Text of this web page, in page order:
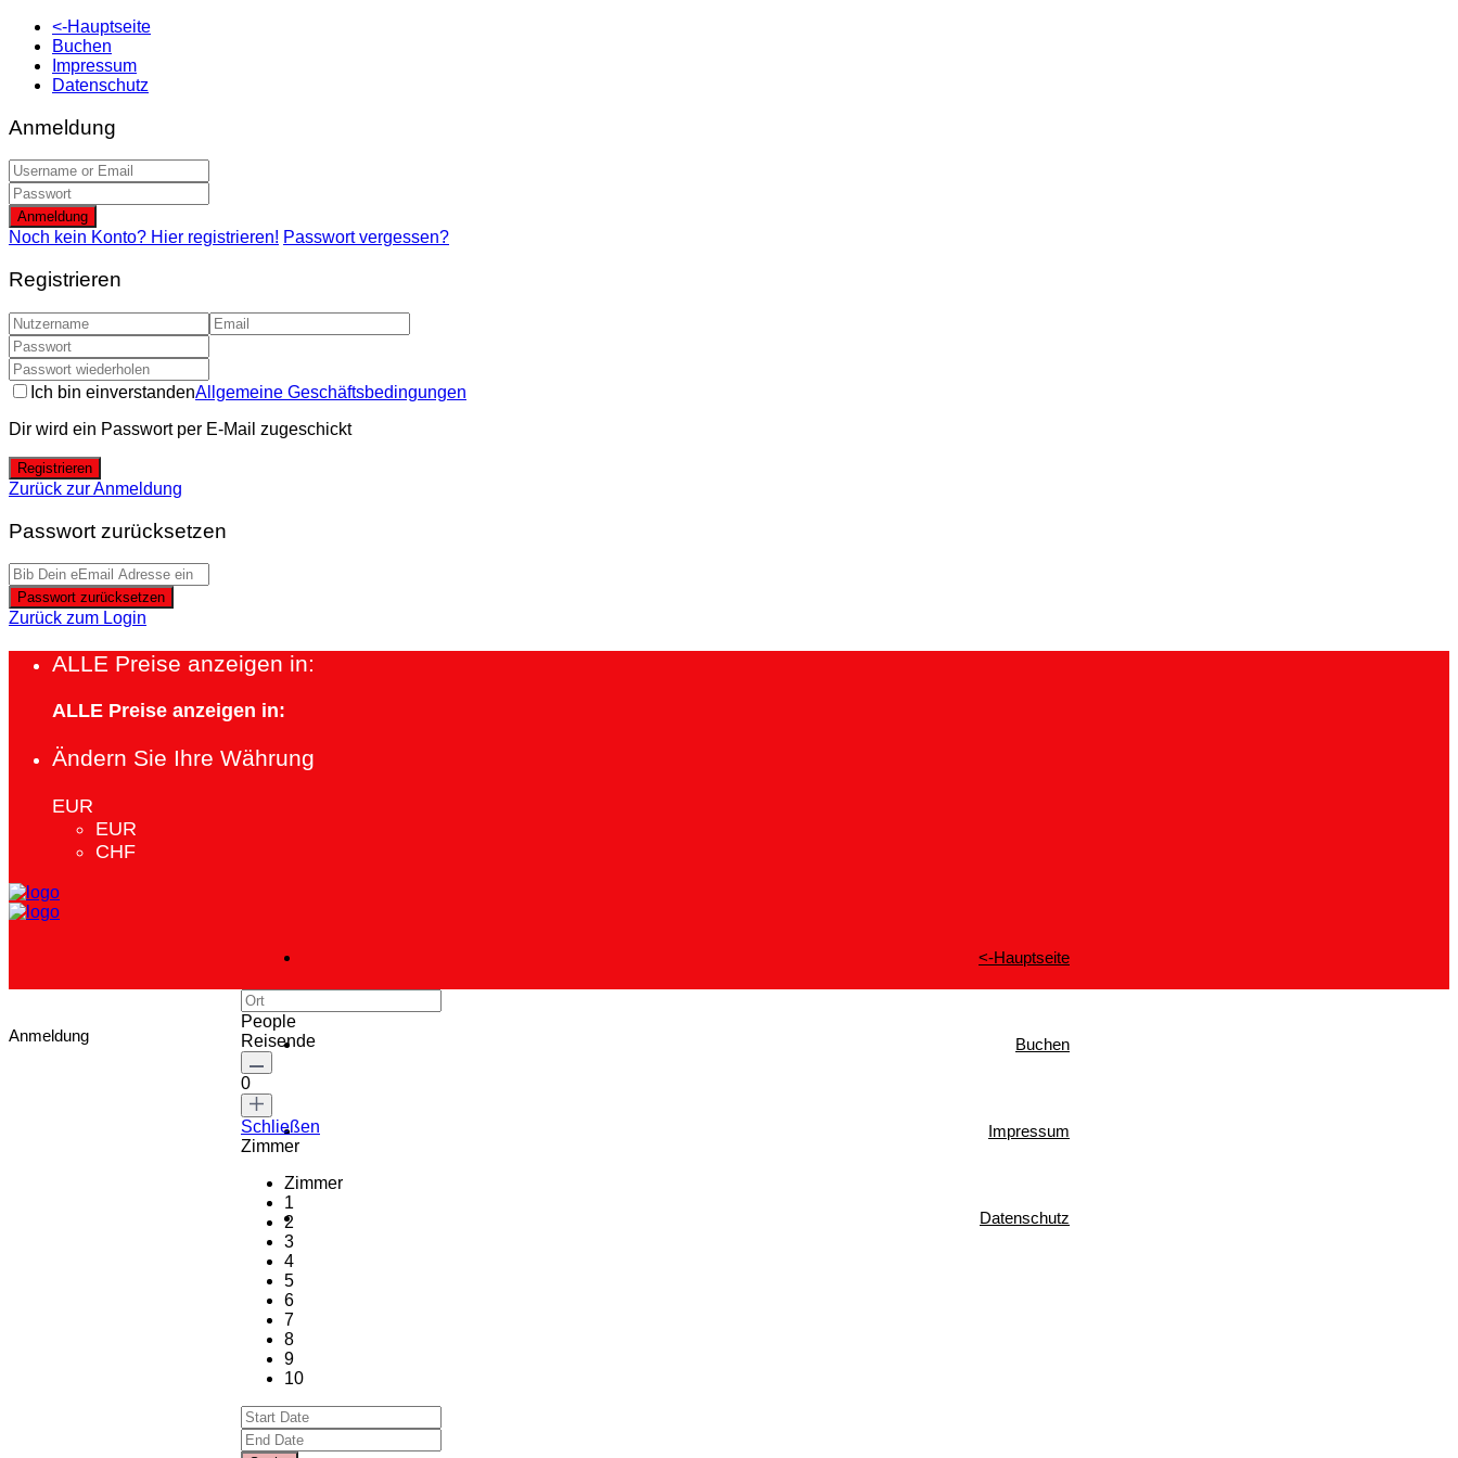
<-Hauptseite
Buchen
Impressum
Datenschutz
Anmeldung
Anmeldung
Noch kein Konto? Hier registrieren! Passwort vergessen?
Registrieren
Ich bin einverstandenAllgemeine Geschäftsbedingungen
Dir wird ein Passwort per E-Mail zugeschickt
Registrieren
Zurück zur Anmeldung
Passwort zurücksetzen
Passwort zurücksetzen
Zurück zum Login
ALLE Preise anzeigen in:
ALLE Preise anzeigen in:
Ändern Sie Ihre Währung
EUR
EUR
CHF
<-Hauptseite
Buchen
Impressum
Datenschutz
Anmeldung
People
Reisende
0
Schließen
Zimmer
Zimmer
1
2
3
4
5
6
7
8
9
10